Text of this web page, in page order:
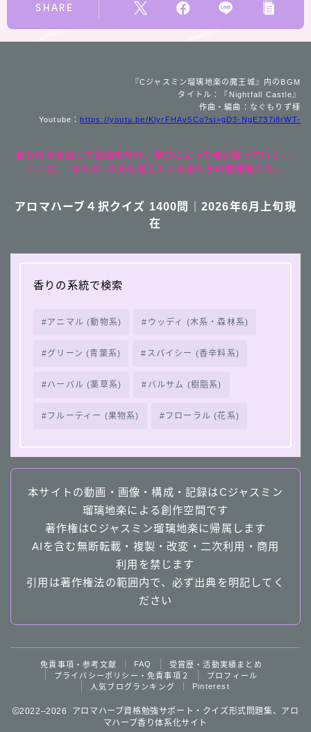
SHARE
『Cジャスミン瑠璃地楽の魔王城』内のBGM
タイトル：『Nightfall Castle』
作曲・編曲：なぐもりず様
Youtube：https://youtu.be/KlyrFHAv5Co?si=gD3-NgE737i8rWT-
香りの色を通して記憶を呼び、学びによって魂が整っていく──
ここは、“またね”の光を覚えている者たちの魔導城です。
アロマハーブ４択クイズ 1400問｜2026年6月上旬現
在
香りの系統で検索
アニマル (動物系) ウッディ (木系・森林系)
グリーン (青葉系) スパイシー (香辛料系)
ハーバル (薬草系) バルサム (樹脂系)
フルーティー (果物系) フローラル (花系)
本サイトの動画・画像・構成・記録はCジャスミン
瑠璃地楽による創作空間です
著作権はCジャスミン瑠璃地楽に帰属します
AIを含む無断転載・複製・改変・二次利用・商用
利用を禁じます
引用は著作権法の範囲内で、必ず出典を明記してく
ださい
免責事項・参考文献 FAQ
受賞歴・活動実績まとめ
プライバシーポリシー・免責事項２
プロフィール
人気ブログランキング
Pinterest
2022–2026 アロマハーブ資格勉強サポート・クイズ形式問題集、アロ
マハーブ香り体系化サイト